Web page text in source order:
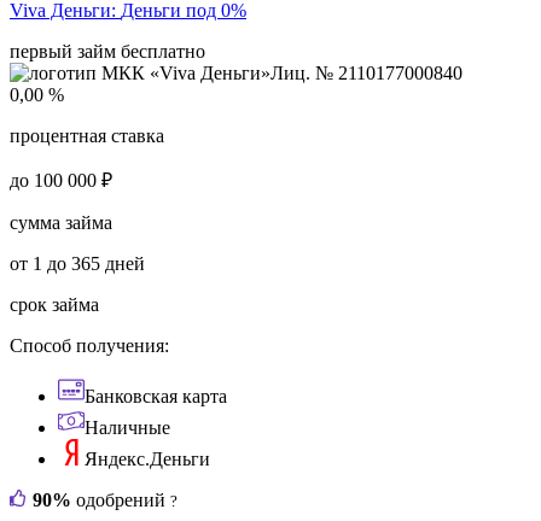
Viva Деньги: Деньги под 0%
первый займ бесплатно
Лиц. № 2110177000840
0,00 %
процентная ставка
до 100 000 ₽
сумма займа
от 1 до 365 дней
срок займа
Способ получения:
Банковская карта
Наличные
Яндекс.Деньги
90% одобрений ?